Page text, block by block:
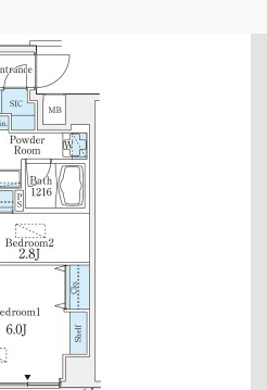
採用情報
ニュースリリース
お問い合わせ
駅・沿線から探す
地図から探す
キーワードから探す
新着情報から探す
ニュースから探す
新着募集情報
住まいのコラム
RESIDENT FIRST
MEMBERS登録
MEMBERS登録
ご入居・提携サービス
お部屋探しからご契約まで
よくあるご質問
社宅紹介
【仲介会社様向け】当社仲介
事業部取り扱い物件入居申